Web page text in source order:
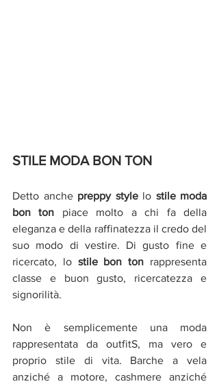
STILE MODA BON TON
Detto anche preppy style lo stile moda
bon ton piace molto a chi fa della
eleganza e della raffinatezza il credo del
suo modo di vestire. Di gusto fine e
ricercato, lo stile bon ton rappresenta
classe e buon gusto, ricercatezza e
signorilità.
Non è semplicemente una moda
rappresentata da outfitS, ma vero e
proprio stile di vita. Barche a vela
anziché a motore, cashmere anziché